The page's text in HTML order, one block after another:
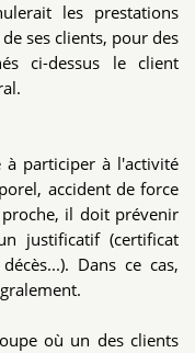
les prestations
ses clients, pour des
ci-dessus le client
participer à l'activité
accident de force
il doit prévenir
justificatif (certificat
Dans ce cas,
où un des clients